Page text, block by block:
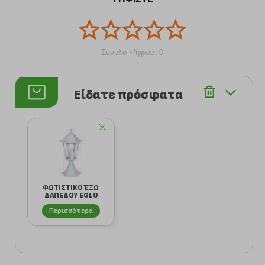
Σύνολο Ψήφων: 0
Είδατε πρόσφατα
ΦΩΤΙΣΤΙΚΟ ΈΞΩ
ΔΑΠΕΔΟΥ EGLO
LATERNA 5 22466
Α...
Περισσότερα